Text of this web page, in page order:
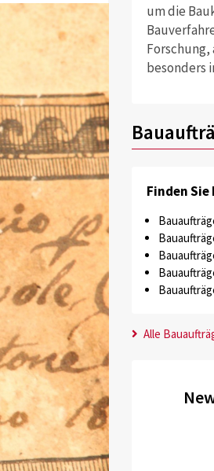
um die
besonders
Finden
Alle